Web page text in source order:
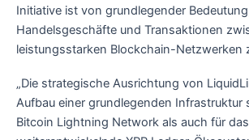
Initiative ist von grundlegender
Handelsgeschäfte und Transaktionen
leistungsstarken Blockchain-Netzwerken
„Die strategische Ausrichtung von
Aufbau einer grundlegenden Infrastruktur
Bitcoin Lightning Network als auch für